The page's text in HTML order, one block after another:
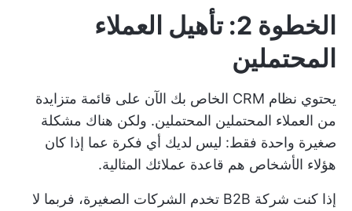
الخطوة 2: تأهيل العملاء
المحتملين
يحتوي نظام CRM الخاص بك الآن على قائمة متزايدة
من العملاء المحتملين المحتملين. ولكن هناك مشكلة
صغيرة واحدة فقط: ليس لديك أي فكرة عما إذا كان
هؤلاء الأشخاص هم قاعدة عملائك المثالية.
إذا كنت شركة B2B تخدم الشركات الصغيرة، فربما لا